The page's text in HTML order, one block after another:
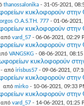
thanossalonika - 31-05-2021,
κυκλοφορούν
O.A.S.TH. 777- 01-06-2021,
κυκλοφορούν
από vard_57- 06-06-2021, 02:29
κυκλοφορούν
VANGSKG- 08-06-2021, 08:15
κυκλοφορούν
- από irisbus57- 09-06-2021,
κυκλοφορούν
από mirko- 10-06-2021, 09:33
κυκλοφορούν
από vard_57- 14-06-2021, 01:25